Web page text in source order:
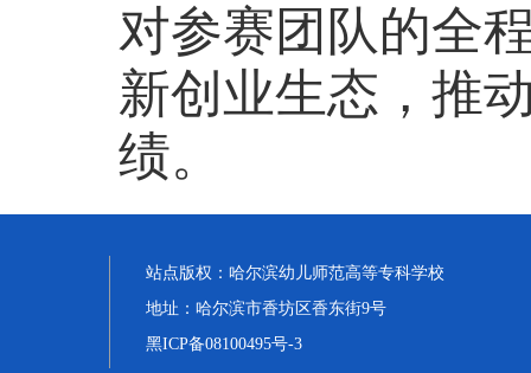
对参赛团队的全
新创业生态，推
绩。
站点版权： 哈尔滨幼儿师范高等专科学校
地址： 哈尔滨市香坊区香东街9号
黑ICP备08100495号-3